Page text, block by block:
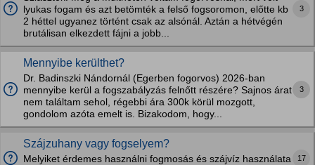
lyukas fogam és azt betömték a felső fogsoromon, előtte kb
2 héttel ugyanez történt csak az alsónál. Aztán a hétvégén
brutálisan elkezdett fájni a jobb...
3
Mennyibe kerülthet?
Dr. Badinszki Nándornál (Egerben fogorvos) 2026-ban
mennyibe kerül a fogszabályzás felnőtt részére? Sajnos árat
nem találtam sehol, régebbi ára 300k körül mozgott,
gondolom azóta emelt is. Bizakodom, hogy...
3
Szájzuhany vagy fogselyem?
Melyiket érdemes használni fogmosás és szájvíz használata
17